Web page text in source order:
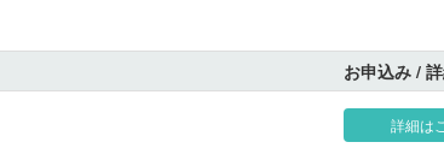
お申込み /
詳細は